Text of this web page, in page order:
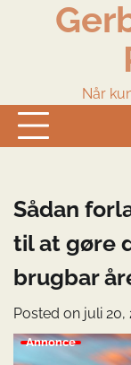
Når
Sådan
til at gøre
brugbar
Posted on juli 20,
Annonce